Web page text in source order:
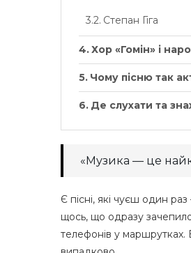
Степан Гіга
Хор «Гомін» і
Чому пісню так
Де слухати та
«Музика — це
Є пісні, які чуєш один
щось, що одразу зачепило
телефонів у маршрутках.